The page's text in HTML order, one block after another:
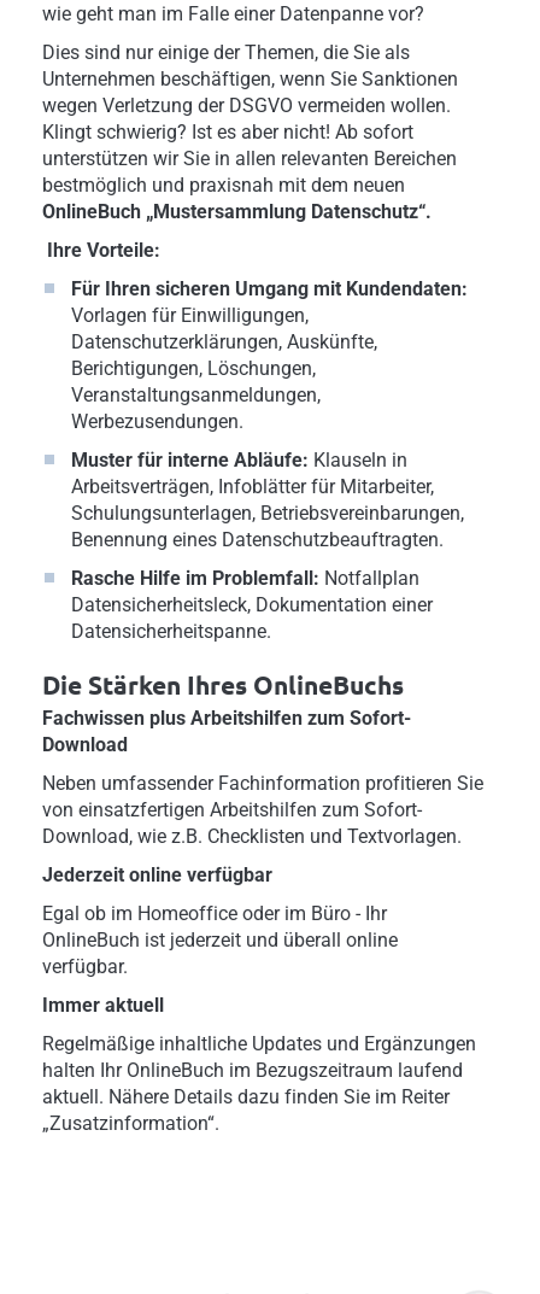
wie geht man im Falle einer Datenpanne vor?
Dies sind nur einige der Themen, die Sie als
Unternehmen beschäftigen, wenn Sie Sanktionen
wegen Verletzung der DSGVO vermeiden wollen.
Klingt schwierig? Ist es aber nicht! Ab sofort
unterstützen wir Sie in allen relevanten Bereichen
bestmöglich und praxisnah mit dem neuen
OnlineBuch „Mustersammlung Datenschutz“.
Ihre Vorteile:
Für Ihren sicheren Umgang mit Kundendaten:
Vorlagen für Einwilligungen,
Datenschutzerklärungen, Auskünfte,
Berichtigungen, Löschungen,
Veranstaltungsanmeldungen,
Werbezusendungen.
Muster für interne Abläufe: Klauseln in
Arbeitsverträgen, Infoblätter für Mitarbeiter,
Schulungsunterlagen, Betriebsvereinbarungen,
Benennung eines Datenschutzbeauftragten.
Rasche Hilfe im Problemfall: Notfallplan
Datensicherheitsleck, Dokumentation einer
Datensicherheitspanne.
Die Stärken Ihres OnlineBuchs
Fachwissen plus Arbeitshilfen zum Sofort-
Download
Neben umfassender Fachinformation profitieren Sie
von einsatzfertigen Arbeitshilfen zum Sofort-
Download, wie z.B. Checklisten und Textvorlagen.
Jederzeit online verfügbar
Egal ob im Homeoffice oder im Büro - Ihr
OnlineBuch ist jederzeit und überall online
verfügbar.
Immer aktuell
Regelmäßige inhaltliche Updates und Ergänzungen
halten Ihr OnlineBuch im Bezugszeitraum laufend
aktuell. Nähere Details dazu finden Sie im Reiter
„Zusatzinformation“.